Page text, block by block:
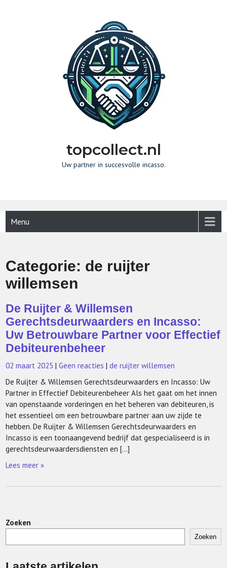
topcollect.nl
Uw partner in succesvolle incasso.
Menu
Categorie: de ruijter
willemsen
De Ruijter & Willemsen
Gerechtsdeurwaarders en Incasso:
Uw Betrouwbare Partner voor Effectief
Debiteurenbeheer
02 maart 2025 |Geen reacties |de ruijter willemsen
De Ruijter & Willemsen Gerechtsdeurwaarders en Incasso: Uw
Partner in Effectief Debiteurenbeheer Als het gaat om het innen
van openstaande vorderingen en het beheren van debiteuren, is
het essentieel om een betrouwbare partner aan uw zijde te
hebben. De Ruijter & Willemsen Gerechtsdeurwaarders en
Incasso is een toonaangevend bedrijf dat gespecialiseerd is in
gerechtsdeurwaardersdiensten en […]
Lees meer »
Zoeken
Zoeken